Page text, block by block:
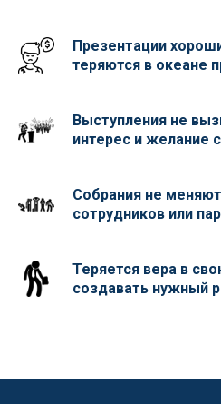
Презентации
теряются в океане
Выступления не
интерес и желание
Собрания не
сотрудников или
Теряется вера в
создавать нужный